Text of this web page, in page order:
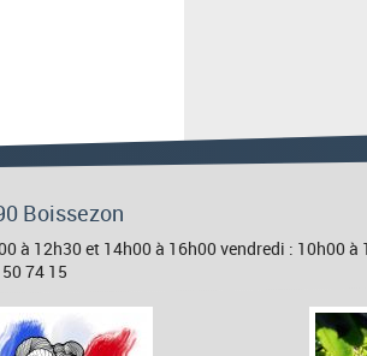
Boissezon
12h30 et 14h00 à 16h00 vendredi : 10h00 à
74 15